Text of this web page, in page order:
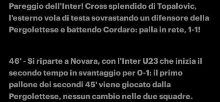
Pareggio dell'Inter! Cross splendido di Topalovic,
l'esterno vola di testa sovrastando un difensore della
Pergolettese e battendo Cordaro: palla in rete, 1-1!
46' - Si riparte a Novara, con l'Inter U23 che inizia il
secondo tempo in svantaggio per 0-1: il primo
pallone dei secondi 45' viene giocato dalla
Pergolettese, nessun cambio nelle due squadre.